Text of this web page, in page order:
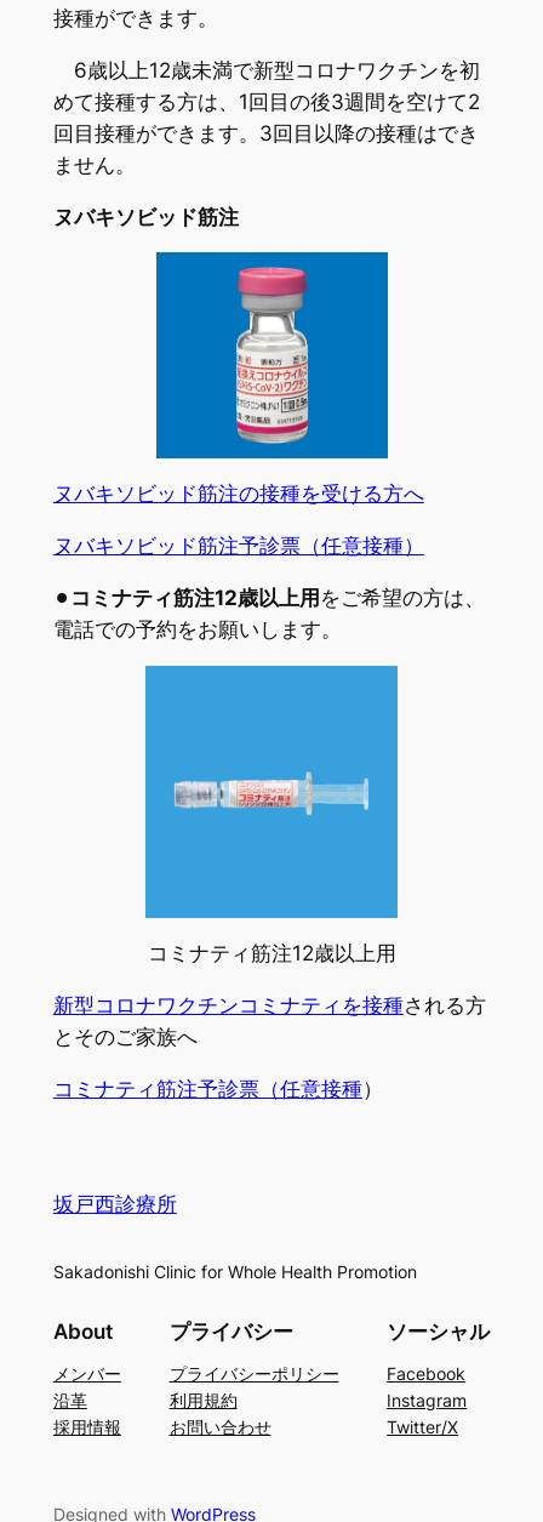
接種ができます。
6歳以上12歳未満で新型コロナワクチンを初
めて接種する方は、1回目の後3週間を空けて2
回目接種ができます。3回目以降の接種はでき
ません。
ヌバキソビッド筋注
ヌバキソビッド筋注の接種を受ける方へ
ヌバキソビッド筋注予診票（任意接種）
⚫︎ コミナティ筋注12歳以上用 をご希望の方は、
電話での予約をお願いします。
コミナティ筋注12歳以上用
新型コロナワクチンコミナティを接種される方
とそのご家族へ
コミナティ筋注予診票（任意接種）
坂戸西診療所
Sakadonishi Clinic for Whole Health Promotion
About
メンバー
沿革
採用情報
プライバシー
プライバシーポリシー
利用規約
お問い合わせ
ソーシャル
Facebook
Instagram
Twitter/X
Designed with WordPress